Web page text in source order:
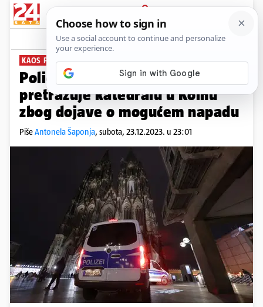
PRIJAVA
News Komentari
KAOS PRED MISU
Policija u Njemačkoj sa psima
pretražuje katedralu u Kölnu
zbog dojave o mogućem napadu
PišeAntonela Šaponja, subota, 23.12.2023. u 23:01